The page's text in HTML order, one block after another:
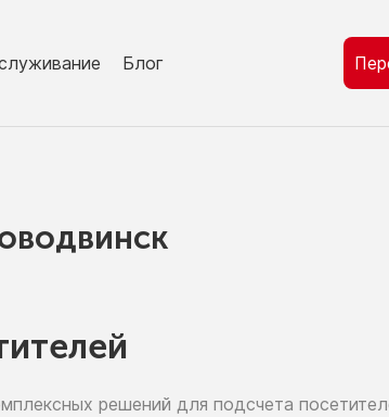
Блог
решений для подсчета